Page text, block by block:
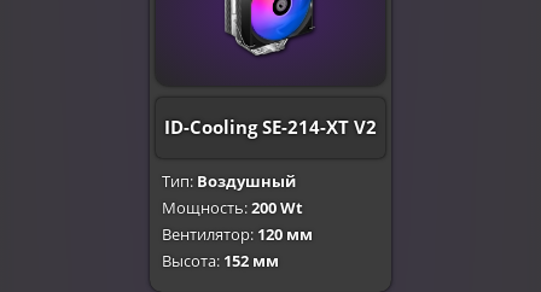
ID-Cooling SE-214-XT V2
Тип: Воздушный
Мощность:200 Wt
Вентилятор: 120 мм
Высота: 152 мм